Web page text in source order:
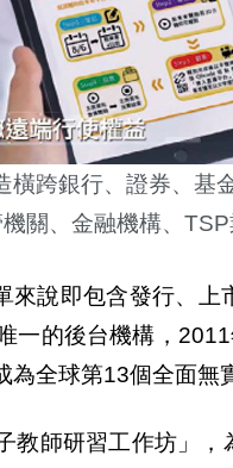
跨銀行、證券、基
關、金融機構、 TSP
來說即包含發行、上
一的後台機構， 2011
為全球第13個全面無
教師研習工作坊」